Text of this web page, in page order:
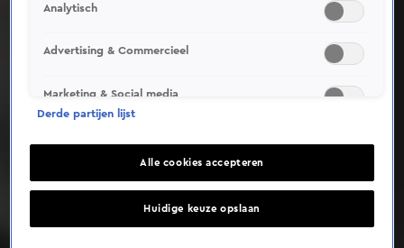
Deze video is niet beschikbaar op je huidige locatie
Analytisch
Advertising & Commercieel
Marketing & Social media
Derde partijen lijst
Alle cookies accepteren
Huidige keuze opslaan